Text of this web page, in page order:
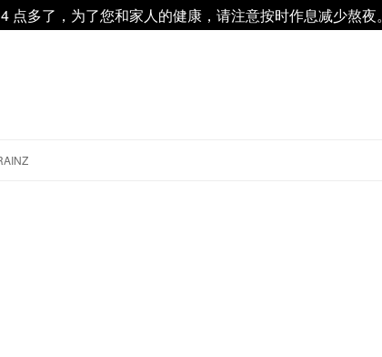
点多了，为了您和家人的健康，请注意按时作息减少熬夜。